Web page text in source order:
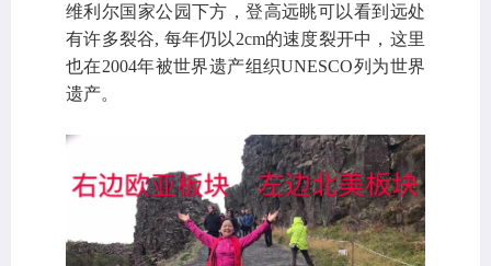
维利尔国家公园下方，登高远眺可以看到远处
有许多裂谷, 每年仍以2cm的速度裂开中，这里
也在2004年被世界遗产组织UNESCO列为世界
遗产。